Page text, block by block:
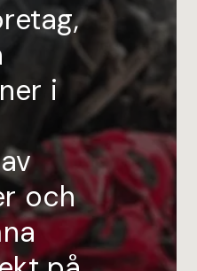
i
och